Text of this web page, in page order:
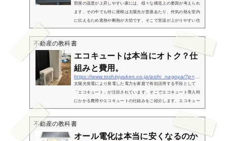
部屋の温度が上昇しやすい家には、様々な構造上の要因が考えられ
ます。その中でも特に屋根は太陽光が直接あたり、外気の熱を室内
に伝えるため遮熱や断熱が大切です。そこで室温が上がりやすい住
宅の構造や対策として、どのような方法があるのかについて解説し
ていき...
不動産の教科書
エコキュートは本当にオトク？仕
組みと費用。
太陽光発電により発電した電力を家庭で有効活用する手段として
「エコキュート」が注目されています。そこでエコキュート導入時
にかかる費用やエコキュートの仕組みをご紹介します。エコキュー
トとは？気になる費用はどれくらい？エコキュートを導入する場合
に気にな...
不動産の教科書
オール電化は本当に安くなるのか